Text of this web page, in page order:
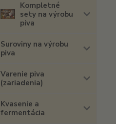
Kompletné
sety na výrobu
piva
Suroviny na výrobu
piva
Varenie piva
(zariadenia)
Kvasenie a
fermentácia